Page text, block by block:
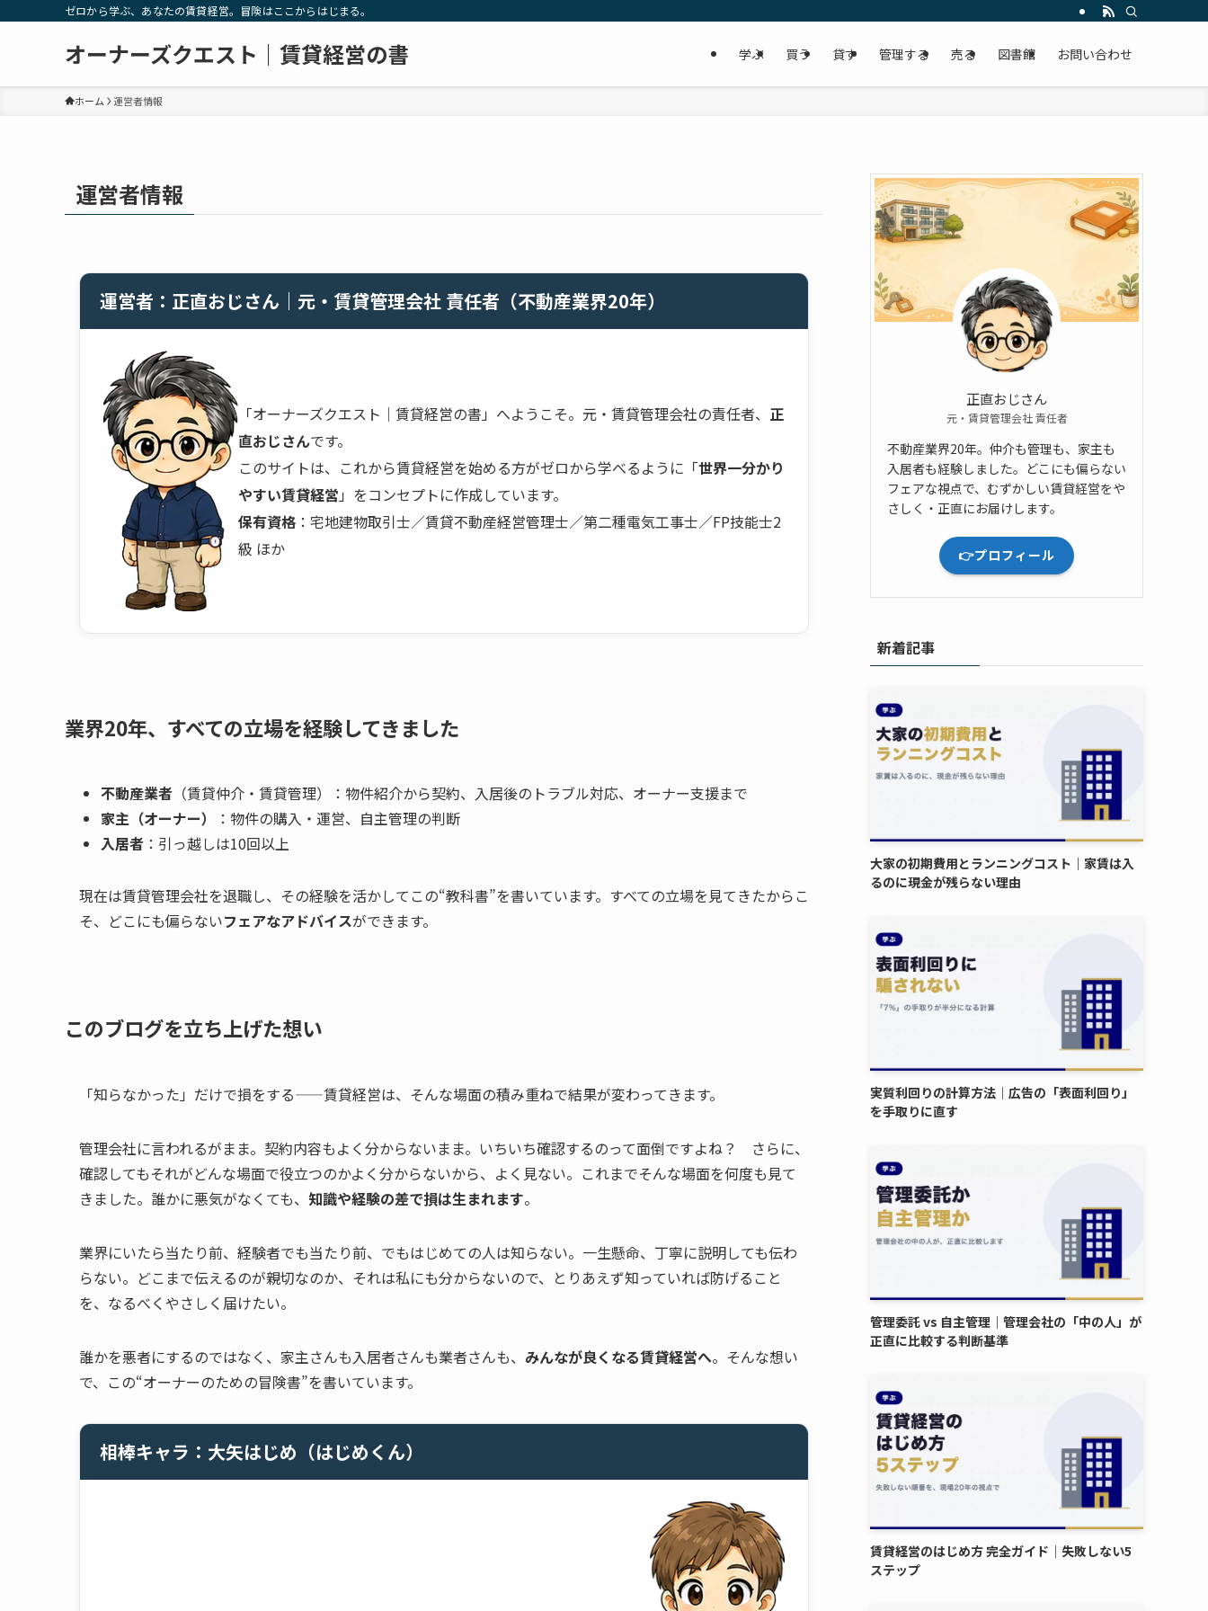
ゼロから学ぶ、あなたの賃貸経営。冒険はここからはじまる。
オーナーズクエスト｜賃貸経営の書 学ぶ 買う 貸す 管理する 売る 図書館 お問い合わせ
ホーム 運営者情報
運営者情報
運営者：正直おじさん｜元・賃貸管理会社 責任者（不動産業界20年）
「オーナーズクエスト｜賃貸経営の書」へようこそ。元・賃貸管理会社の責任者、 正
直おじさんです。
このサイトは、これから賃貸経営を始める方がゼロから学べるように「世界一分かり
やすい賃貸経営 」をコンセプトに作成しています。
保有資格 ：宅地建物取引士／賃貸不動産経営管理士／第二種電気工事士／FP技能士2
級 ほか
業界20年、すべての立場を経験してきました
不動産業者 （賃貸仲介・賃貸管理）：物件紹介から契約、入居後のトラブル対応、オーナー支援まで
家主（オーナー）
：物件の購入・運営、自主管理の判断
入居者 ：引っ越しは10回以上
現在は賃貸管理会社を退職し、その経験を活かしてこの“教科書”を書いています。すべての立場を見てきたからこ
そ、どこにも偏らないフェアなアドバイスができます。
このブログを立ち上げた想い
「知らなかった」だけで損をする——賃貸経営は、そんな場面の積み重ねで結果が変わってきます。
管理会社に言われるがまま。契約内容もよく分からないまま。いちいち確認するのって面倒ですよね？ さらに、
確認してもそれがどんな場面で役立つのかよく分からないから、よく見ない。これまでそんな場面を何度も見て
きました。誰かに悪気がなくても、 知識や経験の差で損は生まれます。
業界にいたら当たり前、経験者でも当たり前、でもはじめての人は知らない。一生懸命、丁寧に説明しても伝わ
らない。どこまで伝えるのが親切なのか、それは私にも分からないので、とりあえず知っていれば防げること
を、なるべくやさしく届けたい。
誰かを悪者にするのではなく、家主さんも入居者さんも業者さんも、 みんなが良くなる賃貸経営へ。そんな想い
で、この“オーナーのための冒険書”を書いています。
相棒キャラ：大矢はじめ（はじめくん）
正直おじさん
元・賃貸管理会社 責任者
不動産業界20年。仲介も管理も、家主も
入居者も経験しました。どこにも偏らない
フェアな視点で、むずかしい賃貸経営をや
さしく・正直にお届けします。
👉プロフィール
新着記事
大家の初期費用とランニングコスト｜家賃は入
るのに現金が残らない理由
実質利回りの計算方法｜広告の「表面利回り」
を手取りに直す
管理委託 vs 自主管理｜管理会社の「中の人」が
正直に比較する判断基準
賃貸経営のはじめ方 完全ガイド｜失敗しない5
ステップ